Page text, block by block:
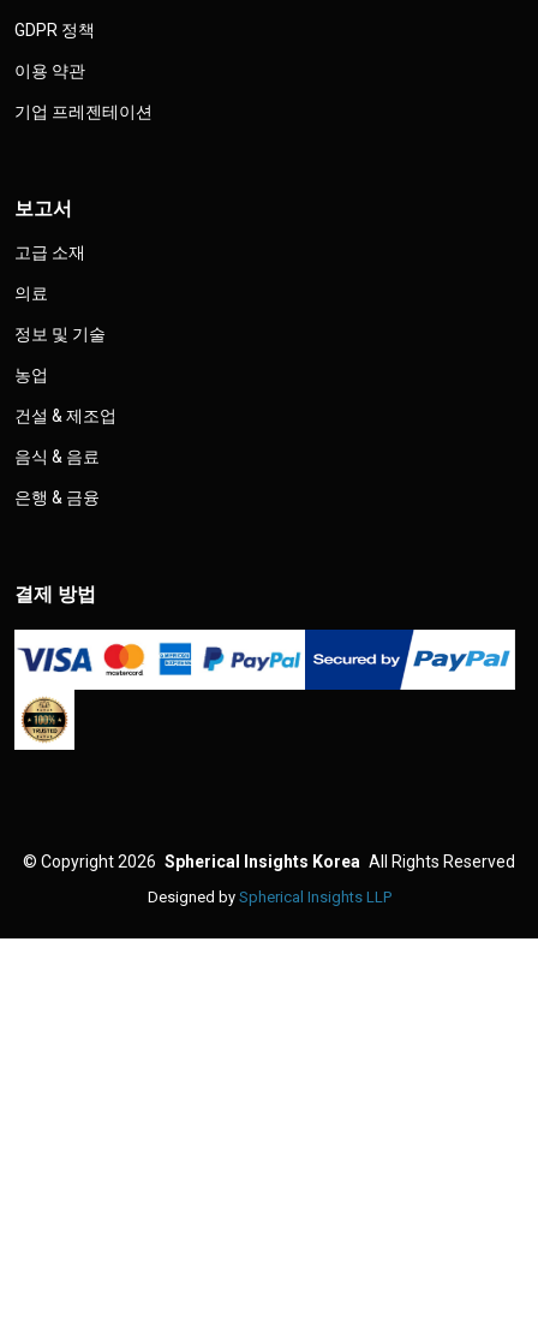
GDPR 정책
이용 약관
기업 프레젠테이션
보고서
고급 소재
의료
정보 및 기술
농업
건설 & 제조업
음식 & 음료
은행 & 금융
결제 방법
© Copyright 2026 Spherical Insights Korea All Rights Reserved
Designed by Spherical Insights LLP